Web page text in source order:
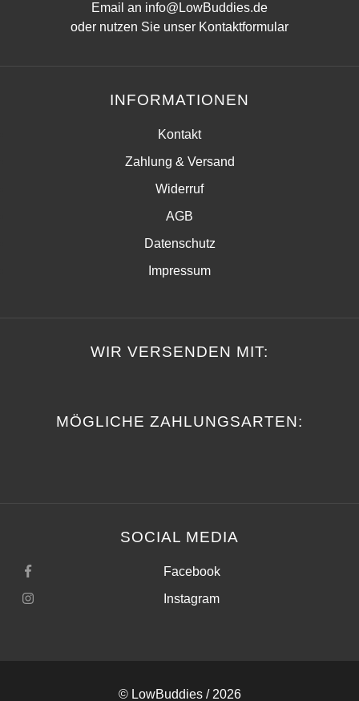
Email an info@LowBuddies.de
oder nutzen Sie unser Kontaktformular
INFORMATIONEN
Kontakt
Zahlung & Versand
Widerruf
AGB
Datenschutz
Impressum
WIR VERSENDEN MIT:
MÖGLICHE ZAHLUNGSARTEN:
SOCIAL MEDIA
Facebook
Instagram
© LowBuddies/ 2026